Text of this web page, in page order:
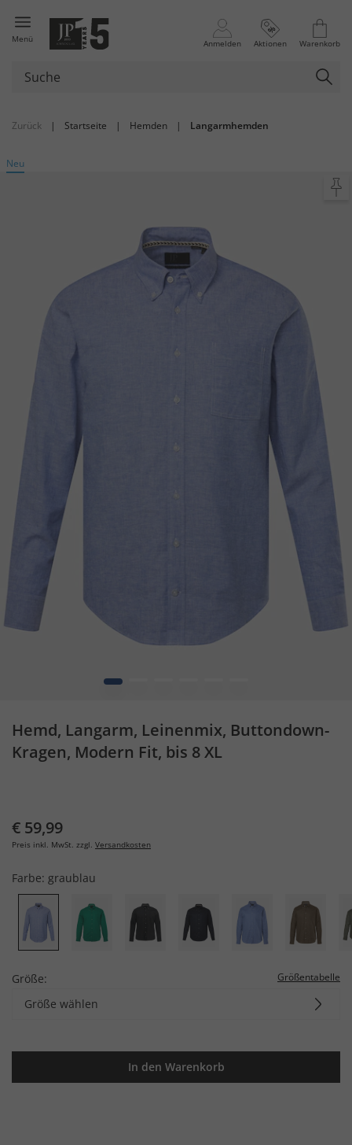
Menü Anmelden Aktionen Warenkorb
Zurück | Startseite | Hemden | Langarmhemden
Neu
1
Hemd, Langarm, Leinenmix, Buttondown-
Kragen, Modern Fit, bis 8 XL
€ 59,99
Preis inkl. MwSt. zzgl. Versandkosten
Farbe: graublau
Größe: Größentabelle
Größe wählen
In den Warenkorb